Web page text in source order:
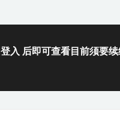
登入 后即可查看目前须要续